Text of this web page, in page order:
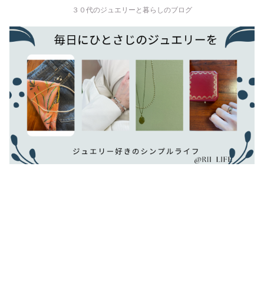
３０代のジュエリーと暮らしのブログ